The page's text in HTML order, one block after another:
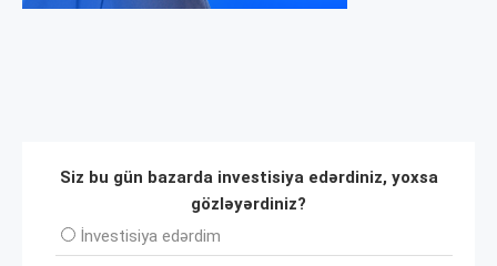
Siz bu gün bazarda investisiya edərdiniz, yoxsa
gözləyərdiniz?
İnvеstisiya edərdim